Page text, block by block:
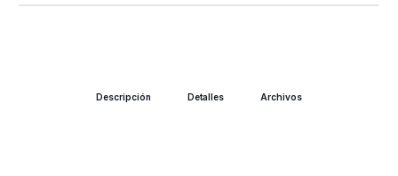
Descripción Detalles Archivos